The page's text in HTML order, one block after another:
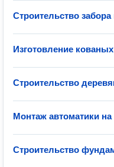
Строительство забора
Изготовление
Строительство
Монтаж автоматики на
Строительство